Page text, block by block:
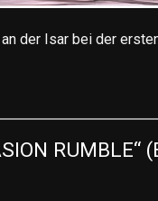
der Isar bei der
RUMBLE“